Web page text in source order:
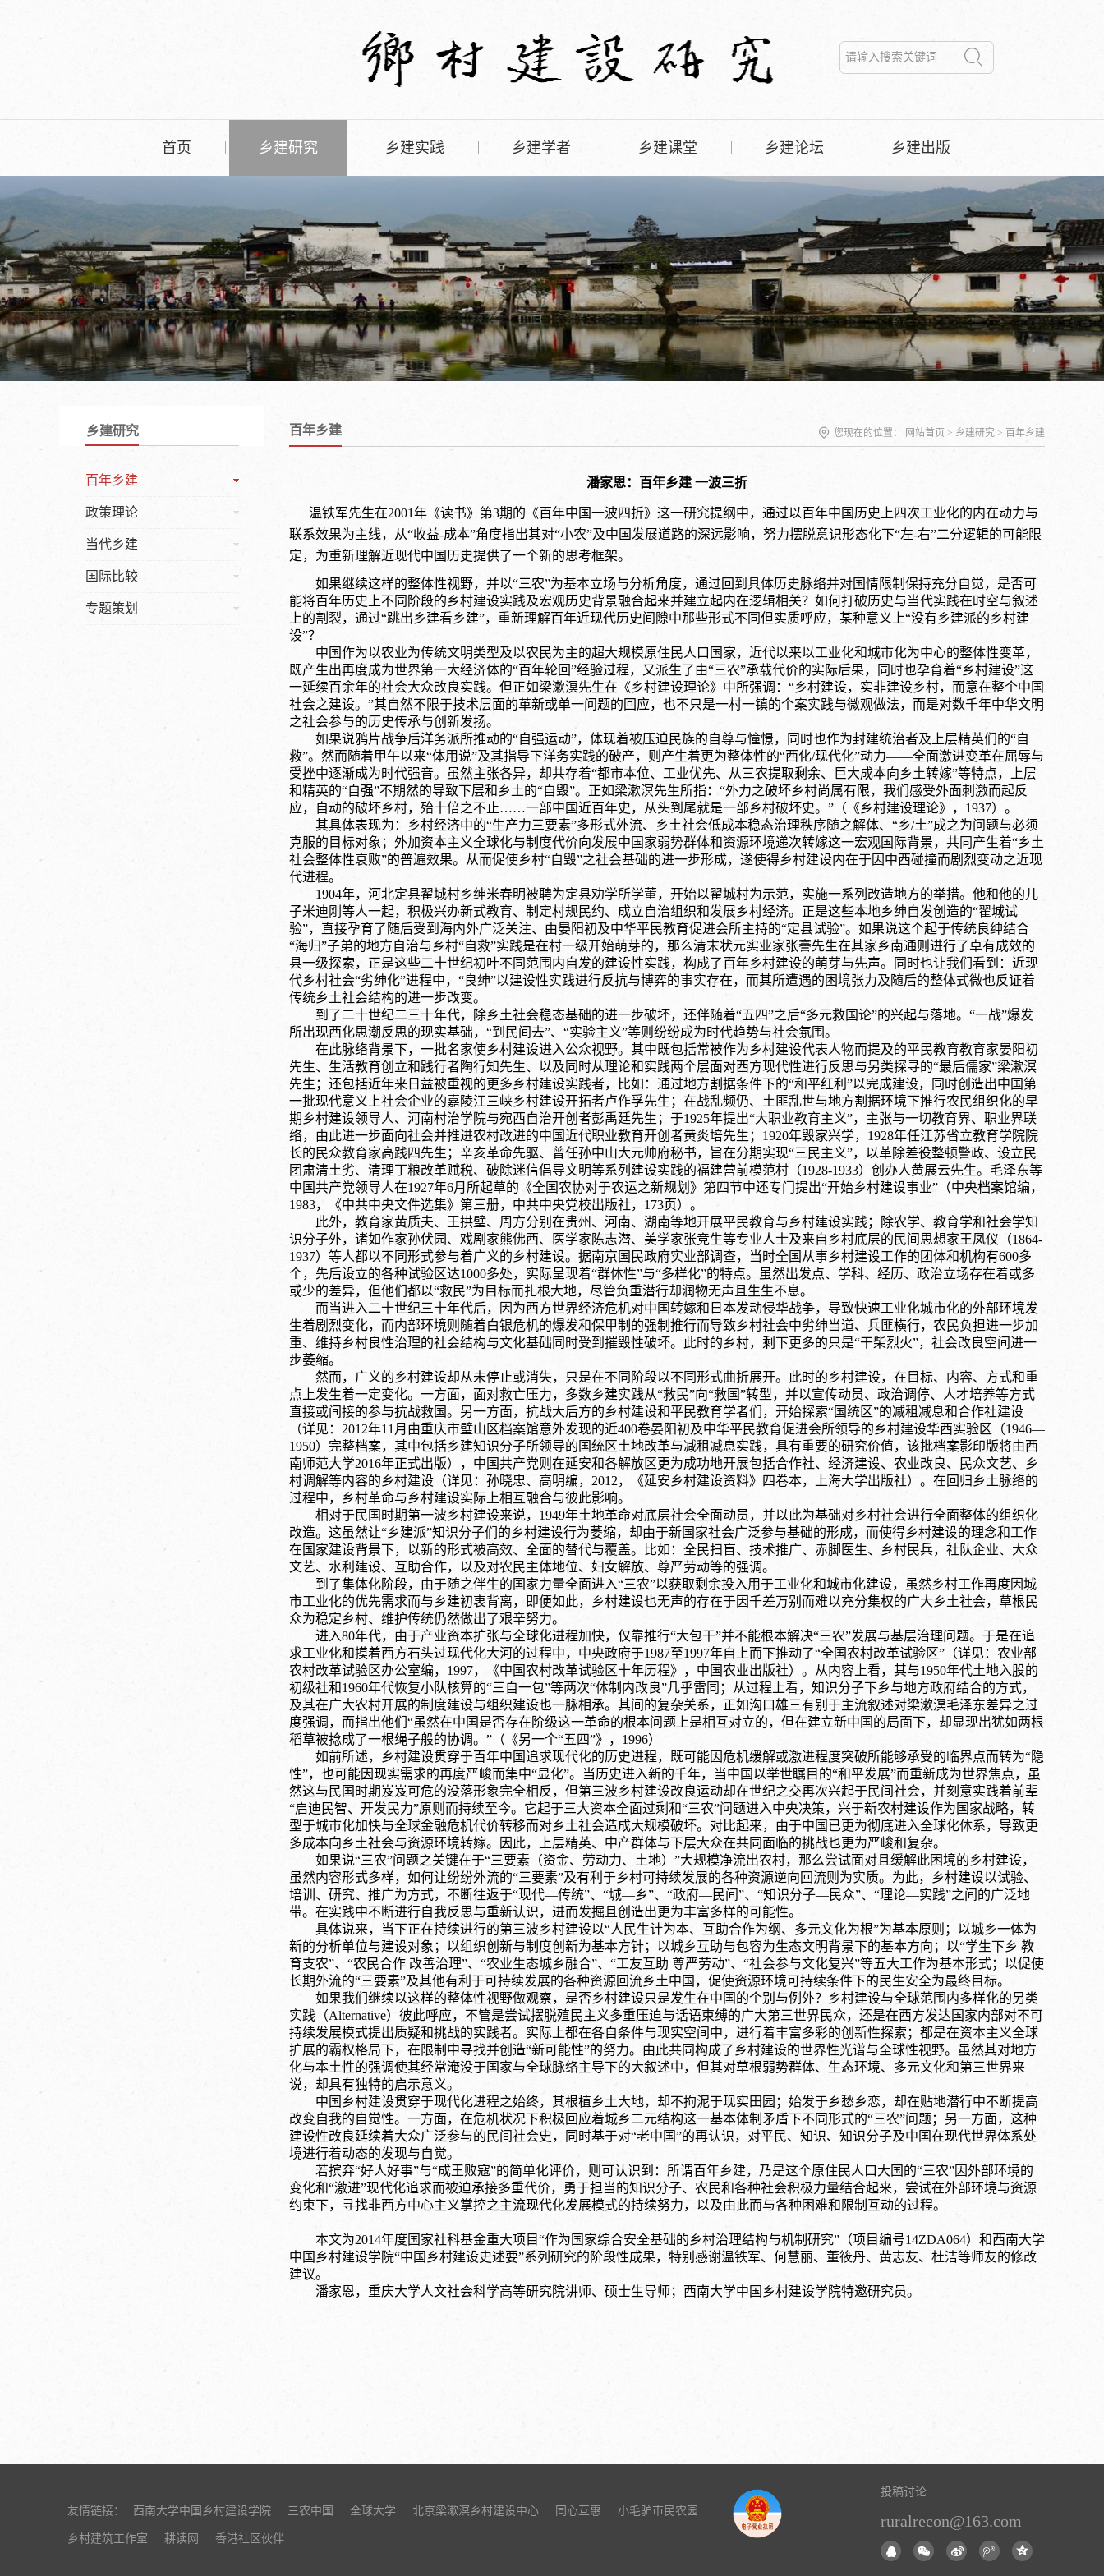
首页 乡建研究 乡建实践 乡建学者 乡建课堂 乡建论坛 乡建出版
乡建研究
百年乡建
政策理论
当代乡建
国际比较
专题策划
百年乡建 您现在的位置： 网站首页 > 乡建研究 > 百年乡建
潘家恩：百年乡建 一波三折
温铁军先生在2001年《读书》第3期的《百年中国一波四折》这一研究提纲中，通过以百年中国历史上四次工业化的内在动力与
联系效果为主线，从“收益-成本”角度指出其对“小农”及中国发展道路的深远影响，努力摆脱意识形态化下“左-右”二分逻辑的可能限
定，为重新理解近现代中国历史提供了一个新的思考框架。
如果继续这样的整体性视野，并以“三农”为基本立场与分析角度，通过回到具体历史脉络并对国情限制保持充分自觉，是否可
能将百年历史上不同阶段的乡村建设实践及宏观历史背景融合起来并建立起内在逻辑相关？如何打破历史与当代实践在时空与叙述
上的割裂，通过“跳出乡建看乡建”，重新理解百年近现代历史间隙中那些形式不同但实质呼应，某种意义上“没有乡建派的乡村建
设”？
中国作为以农业为传统文明类型及以农民为主的超大规模原住民人口国家，近代以来以工业化和城市化为中心的整体性变革，
既产生出再度成为世界第一大经济体的“百年轮回”经验过程，又派生了由“三农”承载代价的实际后果，同时也孕育着“乡村建设”这
一延续百余年的社会大众改良实践。但正如梁漱溟先生在《乡村建设理论》中所强调：“乡村建设，实非建设乡村，而意在整个中国
社会之建设。”其自然不限于技术层面的革新或单一问题的回应，也不只是一村一镇的个案实践与微观做法，而是对数千年中华文明
之社会参与的历史传承与创新发扬。
如果说鸦片战争后洋务派所推动的“自强运动”，体现着被压迫民族的自尊与憧憬，同时也作为封建统治者及上层精英们的“自
救”。然而随着甲午以来“体用说”及其指导下洋务实践的破产，则产生着更为整体性的“西化/现代化”动力——全面激进变革在屈辱与
受挫中逐渐成为时代强音。虽然主张各异，却共存着“都市本位、工业优先、从三农提取剩余、巨大成本向乡土转嫁”等特点，上层
和精英的“自强”不期然的导致下层和乡土的“自毁”。正如梁漱溟先生所指：“外力之破坏乡村尚属有限，我们感受外面刺激而起反
应，自动的破坏乡村，殆十倍之不止……一部中国近百年史，从头到尾就是一部乡村破坏史。” （《乡村建设理论》， 1937）。
其具体表现为：乡村经济中的“生产力三要素”多形式外流、乡土社会低成本稳态治理秩序随之解体、“乡/土”成之为问题与必须
克服的目标对象；外加资本主义全球化与制度代价向发展中国家弱势群体和资源环境递次转嫁这一宏观国际背景，共同产生着“乡土
社会整体性衰败”的普遍效果。从而促使乡村“自毁”之社会基础的进一步形成，遂使得乡村建设内在于因中西碰撞而剧烈变动之近现
代进程。
1904年，河北定县翟城村乡绅米春明被聘为定县劝学所学董，开始以翟城村为示范，实施一系列改造地方的举措。他和他的儿
子米迪刚等人一起，积极兴办新式教育、制定村规民约、成立自治组织和发展乡村经济。正是这些本地乡绅自发创造的“翟城试
验”，直接孕育了随后受到海内外广泛关注、由晏阳初及中华平民教育促进会所主持的“定县试验”。如果说这个起于传统良绅结合
“海归”子弟的地方自治与乡村“自救”实践是在村一级开始萌芽的，那么清末状元实业家张謇先生在其家乡南通则进行了卓有成效的
县一级探索，正是这些二十世纪初叶不同范围内自发的建设性实践，构成了百年乡村建设的萌芽与先声。同时也让我们看到：近现
代乡村社会“劣绅化”进程中，“良绅”以建设性实践进行反抗与博弈的事实存在，而其所遭遇的困境张力及随后的整体式微也反证着
传统乡土社会结构的进一步改变。
到了二十世纪二三十年代，除乡土社会稳态基础的进一步破坏，还伴随着“五四”之后“多元救国论”的兴起与落地。“一战”爆发
所出现西化思潮反思的现实基础，“到民间去”、“实验主义”等则纷纷成为时代趋势与社会氛围。
在此脉络背景下，一批名家使乡村建设进入公众视野。其中既包括常被作为乡村建设代表人物而提及的平民教育教育家晏阳初
先生、生活教育创立和践行者陶行知先生、以及同时从理论和实践两个层面对西方现代性进行反思与另类探寻的“最后儒家”梁漱溟
先生；还包括近年来日益被重视的更多乡村建设实践者，比如：通过地方割据条件下的“和平红利”以完成建设，同时创造出中国第
一批现代意义上社会企业的嘉陵江三峡乡村建设开拓者卢作孚先生；在战乱频仍、土匪乱世与地方割据环境下推行农民组织化的早
期乡村建设领导人、河南村治学院与宛西自治开创者彭禹廷先生；于1925年提出“大职业教育主义”，主张与一切教育界、职业界联
络，由此进一步面向社会并推进农村改进的中国近代职业教育开创者黄炎培先生；1920年毁家兴学，1928年任江苏省立教育学院院
长的民众教育家高践四先生；辛亥革命先驱、曾任孙中山大元帅府秘书，旨在分期实现“三民主义”，以革除差役整顿警政、设立民
团肃清土劣、清理丁粮改革赋税、破除迷信倡导文明等系列建设实践的福建营前模范村（1928-1933）创办人黄展云先生。毛泽东等
中国共产党领导人在1927年6月所起草的《全国农协对于农运之新规划》第四节中还专门提出“开始乡村建设事业” （中央档案馆编，
1983，《中共中央文件选集》第三册，中共中央党校出版社，173页） 。
此外，教育家黄质夫、王拱璧、周方分别在贵州、河南、湖南等地开展平民教育与乡村建设实践；除农学、教育学和社会学知
识分子外，诸如作家孙伏园、戏剧家熊佛西、医学家陈志潜、美学家张竞生等专业人士及来自乡村底层的民间思想家王凤仪（1864-
1937）等人都以不同形式参与着广义的乡村建设。据南京国民政府实业部调查，当时全国从事乡村建设工作的团体和机构有600多
个，先后设立的各种试验区达1000多处，实际呈现着“群体性”与“多样化”的特点。虽然出发点、学科、经历、政治立场存在着或多
或少的差异，但他们都以“救民”为目标而扎根大地，尽管负重潜行却润物无声且生生不息。
而当进入二十世纪三十年代后，因为西方世界经济危机对中国转嫁和日本发动侵华战争，导致快速工业化城市化的外部环境发
生着剧烈变化，而内部环境则随着白银危机的爆发和保甲制的强制推行而导致乡村社会中劣绅当道、兵匪横行，农民负担进一步加
重、维持乡村良性治理的社会结构与文化基础同时受到摧毁性破坏。此时的乡村，剩下更多的只是“干柴烈火”，社会改良空间进一
步萎缩。
然而，广义的乡村建设却从未停止或消失，只是在不同阶段以不同形式曲折展开。此时的乡村建设，在目标、内容、方式和重
点上发生着一定变化。一方面，面对救亡压力，多数乡建实践从“救民”向“救国”转型，并以宣传动员、政治调停、人才培养等方式
直接或间接的参与抗战救国。另一方面，抗战大后方的乡村建设和平民教育学者们，开始探索“国统区”的减租减息和合作社建设
（详见： 2012年11月由重庆市璧山区档案馆意外发现的近400卷晏阳初及中华平民教育促进会所领导的乡村建设华西实验区（1946—
1950）完整档案，其中包括乡建知识分子所领导的国统区土地改革与减租减息实践，具有重要的研究价值，该批档案影印版将由西
南师范大学2016年正式出版）
，中国共产党则在延安和各解放区更为成功地开展包括合作社、经济建设、农业改良、民众文艺、乡
村调解等内容的乡村建设 （详见：孙晓忠、高明编， 2012，《延安乡村建设资料》四卷本，上海大学出版社） 。在回归乡土脉络的
过程中，乡村革命与乡村建设实际上相互融合与彼此影响。
相对于民国时期第一波乡村建设来说，1949年土地革命对底层社会全面动员，并以此为基础对乡村社会进行全面整体的组织化
改造。这虽然让“乡建派”知识分子们的乡村建设行为萎缩，却由于新国家社会广泛参与基础的形成，而使得乡村建设的理念和工作
在国家建设背景下，以新的形式被高效、全面的替代与覆盖。比如：全民扫盲、技术推广、赤脚医生、乡村民兵，社队企业、大众
文艺、水利建设、互助合作，以及对农民主体地位、妇女解放、尊严劳动等的强调。
到了集体化阶段，由于随之伴生的国家力量全面进入“三农”以获取剩余投入用于工业化和城市化建设，虽然乡村工作再度因城
市工业化的优先需求而与乡建初衷背离，即便如此，乡村建设也无声的存在于因千差万别而难以充分集权的广大乡土社会，草根民
众为稳定乡村、维护传统仍然做出了艰辛努力。
进入80年代，由于产业资本扩张与全球化进程加快，仅靠推行“大包干”并不能根本解决“三农”发展与基层治理问题。于是在追
求工业化和摸着西方石头过现代化大河的过程中，中央政府于1987至1997年自上而下推动了“全国农村改革试验区” （详见：农业部
农村改革试验区办公室编， 1997，《中国农村改革试验区十年历程》，中国农业出版社） 。从内容上看，其与1950年代土地入股的
初级社和1960年代恢复小队核算的“三自一包”等两次“体制内改良”几乎雷同；从过程上看，知识分子下乡与地方政府结合的方式，
及其在广大农村开展的制度建设与组织建设也一脉相承。其间的复杂关系，正如沟口雄三有别于主流叙述对梁漱溟毛泽东差异之过
度强调，而指出他们“虽然在中国是否存在阶级这一革命的根本问题上是相互对立的，但在建立新中国的局面下，却显现出犹如两根
稻草被捻成了一根绳子般的协调。” （《另一个“五四”》，1996）
如前所述，乡村建设贯穿于百年中国追求现代化的历史进程，既可能因危机缓解或激进程度突破所能够承受的临界点而转为“隐
性”，也可能因现实需求的再度严峻而集中“显化”。当历史进入新的千年，当中国以举世瞩目的“和平发展”而重新成为世界焦点，虽
然这与民国时期岌岌可危的没落形象完全相反，但第三波乡村建设改良运动却在世纪之交再次兴起于民间社会，并刻意实践着前辈
“启迪民智、开发民力”原则而持续至今。它起于三大资本全面过剩和“三农”问题进入中央决策，兴于新农村建设作为国家战略，转
型于城市化加快与全球金融危机代价转移而对乡土社会造成大规模破坏。对比起来，由于中国已更为彻底进入全球化体系，导致更
多成本向乡土社会与资源环境转嫁。因此，上层精英、中产群体与下层大众在共同面临的挑战也更为严峻和复杂。
如果说“三农”问题之关键在于“三要素（资金、劳动力、土地）”大规模净流出农村，那么尝试面对且缓解此困境的乡村建设，
虽然内容形式多样，如何让纷纷外流的“三要素”及有利于乡村可持续发展的各种资源逆向回流则为实质。为此，乡村建设以试验、
培训、研究、推广为方式，不断往返于“现代—传统”、“城—乡”、“政府—民间”、“知识分子—民众”、“理论—实践”之间的广泛地
带。在实践中不断进行自我反思与重新认识，进而发掘且创造出更为丰富多样的可能性。
具体说来，当下正在持续进行的第三波乡村建设以“人民生计为本、互助合作为纲、多元文化为根”为基本原则；以城乡一体为
新的分析单位与建设对象；以组织创新与制度创新为基本方针；以城乡互助与包容为生态文明背景下的基本方向；以“学生下乡 教
育支农”、“农民合作 改善治理”、“农业生态城乡融合”、“工友互助 尊严劳动”、“社会参与文化复兴”等五大工作为基本形式；以促使
长期外流的“三要素”及其他有利于可持续发展的各种资源回流乡土中国，促使资源环境可持续条件下的民生安全为最终目标。
如果我们继续以这样的整体性视野做观察，是否乡村建设只是发生在中国的个别与例外？乡村建设与全球范围内多样化的另类
实践（Alternative）彼此呼应，不管是尝试摆脱殖民主义多重压迫与话语束缚的广大第三世界民众，还是在西方发达国家内部对不可
持续发展模式提出质疑和挑战的实践者。实际上都在各自条件与现实空间中，进行着丰富多彩的创新性探索；都是在资本主义全球
扩展的霸权格局下，在限制中寻找并创造“新可能性”的努力。由此共同构成了乡村建设的世界性光谱与全球性视野。虽然其对地方
化与本土性的强调使其经常淹没于国家与全球脉络主导下的大叙述中，但其对草根弱势群体、生态环境、多元文化和第三世界来
说，却具有独特的启示意义。
中国乡村建设贯穿于现代化进程之始终，其根植乡土大地，却不拘泥于现实田园；始发于乡愁乡恋，却在贴地潜行中不断提高
改变自我的自觉性。一方面，在危机状况下积极回应着城乡二元结构这一基本体制矛盾下不同形式的“三农”问题；另一方面，这种
建设性改良延续着大众广泛参与的民间社会史，同时基于对“老中国”的再认识，对平民、知识、知识分子及中国在现代世界体系处
境进行着动态的发现与自觉。
若摈弃“好人好事”与“成王败寇”的简单化评价，则可认识到：所谓百年乡建，乃是这个原住民人口大国的“三农”因外部环境的
变化和“激进”现代化追求而被迫承接多重代价，勇于担当的知识分子、农民和各种社会积极力量结合起来，尝试在外部环境与资源
约束下，寻找非西方中心主义掌控之主流现代化发展模式的持续努力，以及由此而与各种困难和限制互动的过程。
本文为2014年度国家社科基金重大项目“作为国家综合安全基础的乡村治理结构与机制研究”（项目编号14ZDA064）和西南大学
中国乡村建设学院“中国乡村建设史述要”系列研究的阶段性成果，特别感谢温铁军、何慧丽、董筱丹、黄志友、杜洁等师友的修改
建议。
潘家恩，重庆大学人文社会科学高等研究院讲师、硕士生导师；西南大学中国乡村建设学院特邀研究员。
友情链接： 西南大学中国乡村建设学院 三农中国 全球大学 北京梁漱溟乡村建设中心 同心互惠 小毛驴市民农园
乡村建筑工作室 耕读网 香港社区伙伴
投稿讨论
ruralrecon@163.com